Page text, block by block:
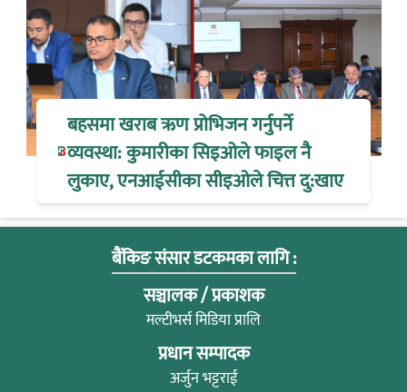
बहसमा खराब ऋण प्रोभिजन गर्नुपर्ने
व्यवस्था: कुमारीका सिइओले फाइल नै
लुकाए, एनआईसीका सीइओले चित्त दु:खाए
बैंकिङ संसार डटकमका लागि :
सञ्चालक / प्रकाशक
मल्टीभर्स मिडिया प्रालि
प्रधान सम्पादक
अर्जुन भट्टराई